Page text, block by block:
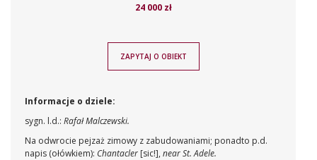
24 000 zł
ZAPYTAJ O OBIEKT
Informacje o dziele:
sygn. l.d.: Rafał Malczewski.
Na odwrocie pejzaż zimowy z zabudowaniami; ponadto p.d.
napis (ołówkiem): Chantacler [sic!], near St. Adele.